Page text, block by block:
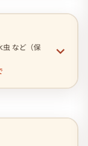
虫 など（保